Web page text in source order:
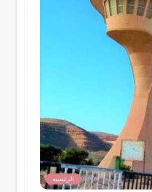
الرئيسية